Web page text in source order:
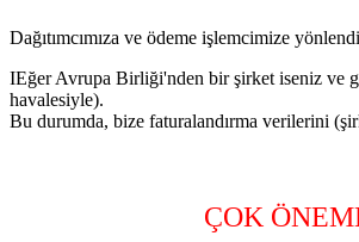
Dağıtımcımıza ve ödeme işlemcimize
IEğer Avrupa Birliği'nden bir şirket iseniz ve
havalesiyle).
Bu durumda, bize faturalandırma verilerini
ÇOK